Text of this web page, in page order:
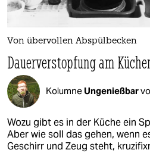
Von übervollen Abspülbecken
Dauerverstopfung am
Kolumne Ungenießbar
Wozu gibt es in der Küche ein
Aber wie soll das gehen, wenn
Geschirr und Zeug steht,